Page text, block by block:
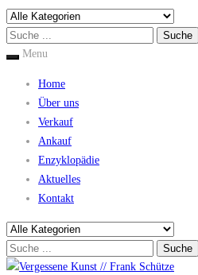
Menu
Home
Über uns
Verkauf
Ankauf
Enzyklopädie
Aktuelles
Kontakt